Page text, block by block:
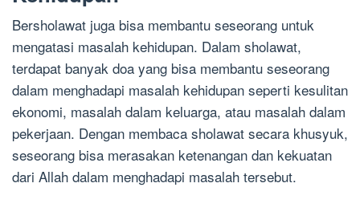
Bersholawat juga bisa membantu seseorang untuk
mengatasi masalah kehidupan. Dalam sholawat,
terdapat banyak doa yang bisa membantu seseorang
dalam menghadapi masalah kehidupan seperti kesulitan
ekonomi, masalah dalam keluarga, atau masalah dalam
pekerjaan. Dengan membaca sholawat secara khusyuk,
seseorang bisa merasakan ketenangan dan kekuatan
dari Allah dalam menghadapi masalah tersebut.